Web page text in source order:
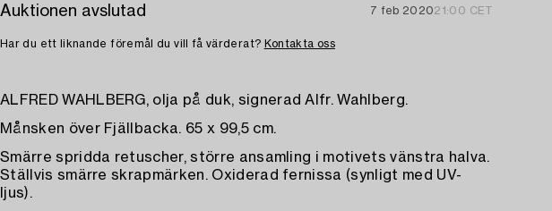
Auktionen avslutad
7 feb 202021:00 CET
Har du ett liknande föremål du vill få värderat? Kontakta oss
ALFRED WAHLBERG, olja på duk, signerad Alfr. Wahlberg.
Månsken över Fjällbacka. 65 x 99,5 cm.
Smärre spridda retuscher, större ansamling i motivets vänstra halva.
Ställvis smärre skrapmärken. Oxiderad fernissa (synligt med UV-
ljus).